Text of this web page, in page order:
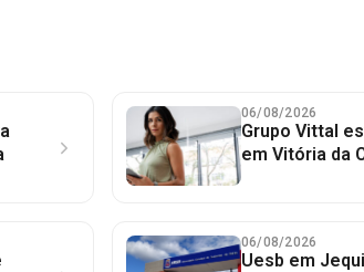
06/08/2026
Grupo Vittal
em Vitória da
06/08/2026
Uesb em